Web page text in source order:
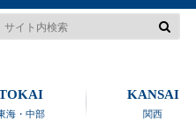
海・中部 関西
KANSAI